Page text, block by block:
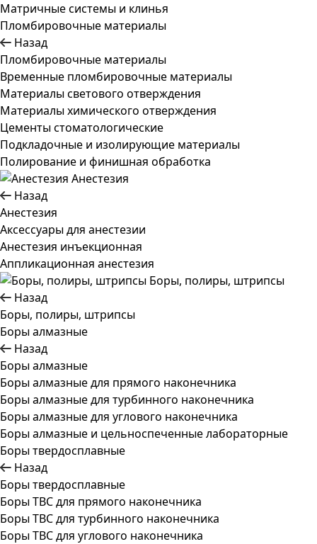
Матричные системы и клинья
Пломбировочные материалы
Назад
Пломбировочные материалы
Временные пломбировочные материалы
Материалы светового отверждения
Материалы химического отверждения
Цементы стоматологические
Подкладочные и изолирующие материалы
Полирование и финишная обработка
Анестезия
Назад
Анестезия
Аксессуары для анестезии
Анестезия инъекционная
Аппликационная анестезия
Боры, полиры, штрипсы
Назад
Боры, полиры, штрипсы
Боры алмазные
Назад
Боры алмазные
Боры алмазные для прямого наконечника
Боры алмазные для турбинного наконечника
Боры алмазные для углового наконечника
Боры алмазные и цельноспеченные лабораторные
Боры твердосплавные
Назад
Боры твердосплавные
Боры ТВС для прямого наконечника
Боры ТВС для турбинного наконечника
Боры ТВС для углового наконечника